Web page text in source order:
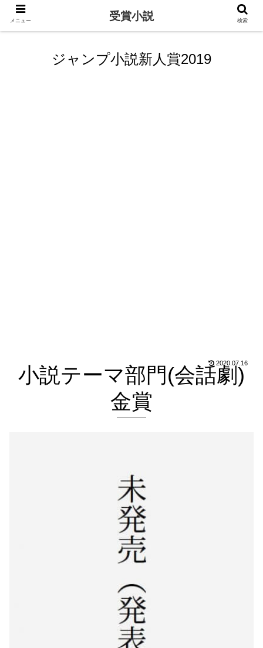
ジャンプ小説新人賞2019
2020.07.16
小説テーマ部門(会話劇)
金賞
メニュー 受賞小説 検索